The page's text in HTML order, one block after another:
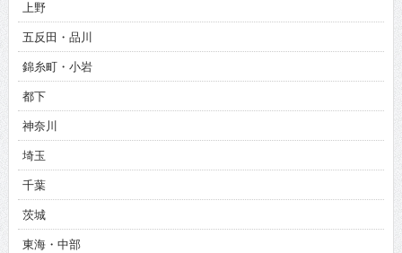
上野
五反田・品川
錦糸町・小岩
都下
神奈川
埼玉
千葉
茨城
東海・中部